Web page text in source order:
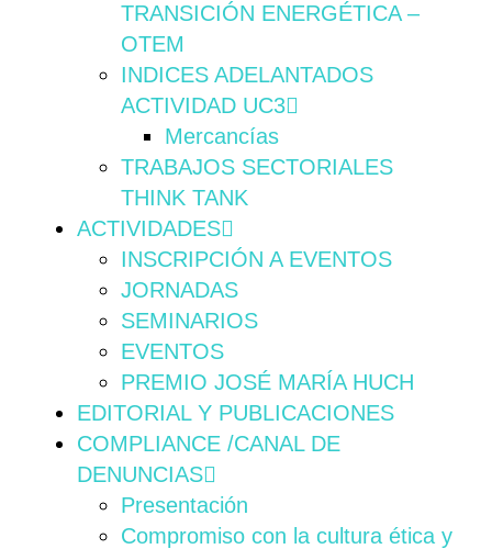
TRANSICIÓN ENERGÉTICA –
OTEM
INDICES ADELANTADOS
ACTIVIDAD UC3
Mercancías
TRABAJOS SECTORIALES
THINK TANK
ACTIVIDADES
INSCRIPCIÓN A EVENTOS
JORNADAS
SEMINARIOS
EVENTOS
PREMIO JOSÉ MARÍA HUCH
EDITORIAL Y PUBLICACIONES
COMPLIANCE /CANAL DE
DENUNCIAS
Presentación
Compromiso con la cultura ética y